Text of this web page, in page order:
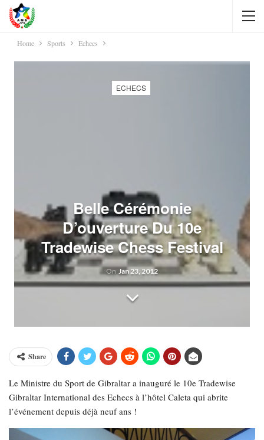
Home Sports Echecs
ECHECS
Belle Cérémonie
D’ouverture Du 10e
Tradewise Chess Festival
On Jan 23, 2012
Share
Le Ministre du Sport de Gibraltar a inauguré le 10e Tradewise
Gibraltar International des Echecs à l’hôtel Caleta qui abrite
l’événement depuis déjà neuf ans !